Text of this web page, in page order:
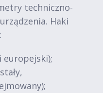
techniczno-
Haki
europejski);